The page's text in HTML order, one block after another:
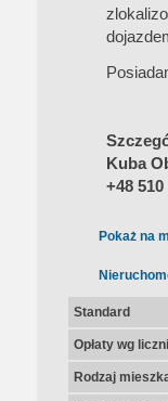
Kuba
+48 510
Pokaż na
Standard
Opłaty wg
Rodzaj